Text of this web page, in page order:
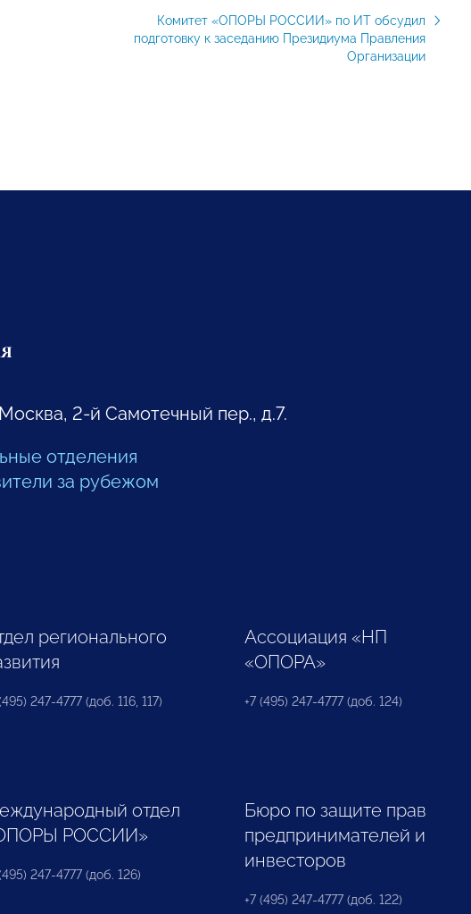
Комитет «ОПОРЫ РОССИИ» по ИТ обсудил
подготовку к заседанию Президиума Правления
Организации
Москва, 2-й Самотечный пер., д.7.
отделения
за рубежом
регионального
247-4777 (доб. 116, 117)
Ассоциация «НП
«ОПОРА»
+7 (495) 247-4777 (доб. 124)
отдел
РОССИИ»
247-4777 (доб. 126)
Бюро по защите прав
предпринимателей и
инвесторов
+7 (495) 247-4777 (доб. 122)